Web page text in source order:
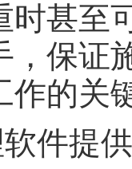
时甚至
，保证
作的关
件提